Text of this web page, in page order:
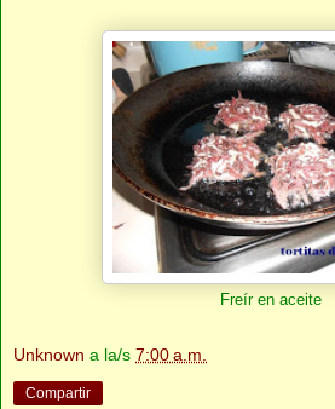
Freír en aceite
Unknown a la/s 7:00 a.m.
Compartir